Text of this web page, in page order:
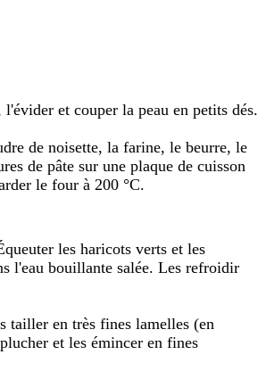
et couper la peau en petits dés.
de noisette, la farine, le beurre, le
de pâte sur une plaque de cuisson
le four à 200 °C.
les haricots verts et les
l'eau bouillante salée. Les refroidir
tailler en très fines lamelles (en
et les émincer en fines